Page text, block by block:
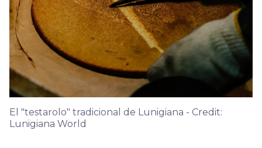
El "testarolo" tradicional de Lunigiana - Credit:
Lunigiana World